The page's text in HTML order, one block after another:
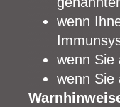
wenn
wenn Sie
wenn Sie